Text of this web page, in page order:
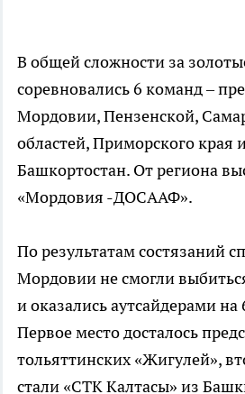
В общей сложности за
соревновались 6 команд –
Мордовии, Пензенской,
областей, Приморского края
Башкортостан. От региона
«Мордовия -ДОСААФ».
По результатам состязаний
Мордовии не смогли
и оказались аутсайдерами
Первое место досталось
тольяттинских «Жигулей»,
стали «СТК Калтасы» из